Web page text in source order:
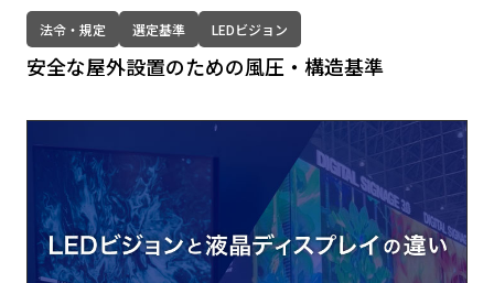
法令・規定 選定基準 LEDビジョン
安全な屋外設置のための⾵圧・構造基準